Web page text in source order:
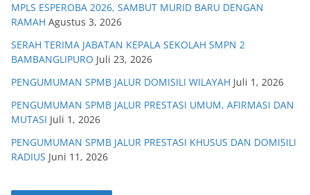
MPLS ESPEROBA 2026, SAMBUT MURID BARU DENGAN
RAMAH Agustus 3, 2026
SERAH TERIMA JABATAN KEPALA SEKOLAH SMPN 2
BAMBANGLIPURO Juli 23, 2026
PENGUMUMAN SPMB JALUR DOMISILI WILAYAH Juli 1, 2026
PENGUMUMAN SPMB JALUR PRESTASI UMUM, AFIRMASI DAN
MUTASI Juli 1, 2026
PENGUMUMAN SPMB JALUR PRESTASI KHUSUS DAN DOMISILI
RADIUS Juni 11, 2026